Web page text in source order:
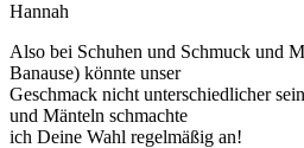
Hannah
Also bei Schuhen und Schmuck und
Banause) könnte unser
Geschmack nicht unterschiedlicher
und Mänteln schmachte
ich Deine Wahl regelmäßig an!